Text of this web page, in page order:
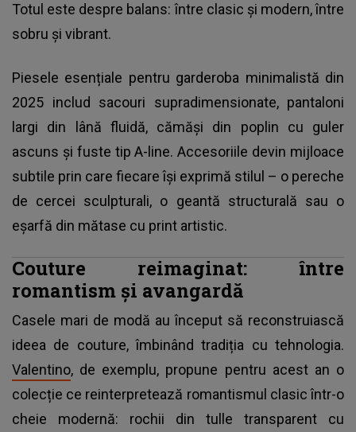
Totul este despre balans: între clasic și modern, între
sobru și vibrant.
Piesele esențiale pentru garderoba minimalistă din
2025 includ sacouri supradimensionate, pantaloni
largi din lână fluidă, cămăși din poplin cu guler
ascuns și fuste tip A-line. Accesoriile devin mijloace
subtile prin care fiecare își exprimă stilul – o pereche
de cercei sculpturali, o geantă structurală sau o
eșarfă din mătase cu print artistic.
Couture reimaginat: între
romantism și avangardă
Casele mari de modă au început să reconstruiască
ideea de couture, îmbinând tradiția cu tehnologia.
Valentino, de exemplu, propune pentru acest an o
colecție ce reinterpretează romantismul clasic într-o
cheie modernă: rochii din tulle transparent cu